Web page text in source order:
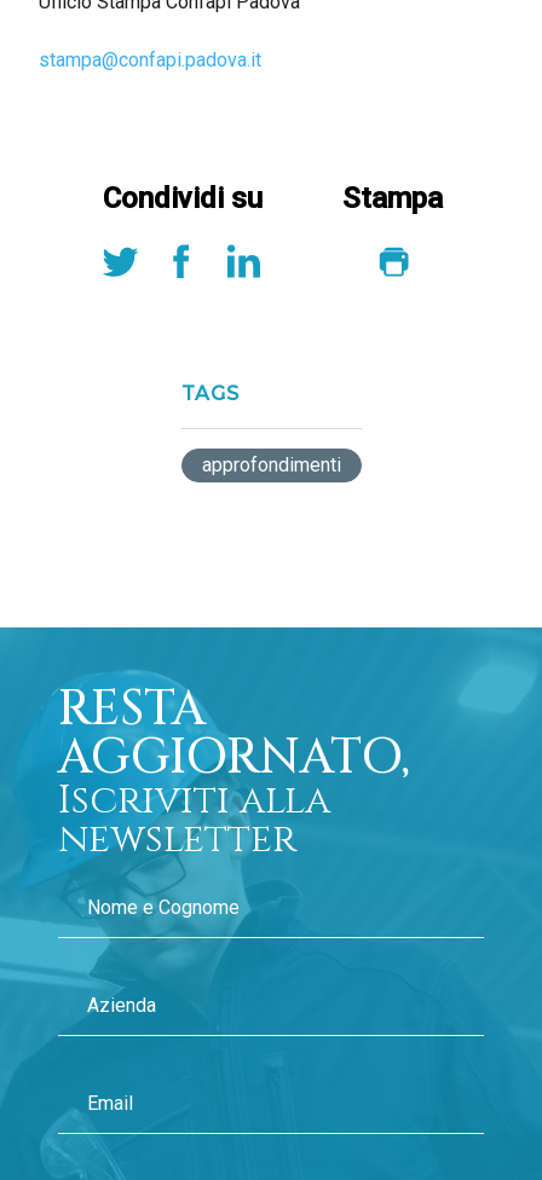
stampa@confapi.padova.it
Condividi su Stampa
TAGS
approfondimenti
RESTA
AGGIORNATO,
Iscriviti alla
newsletter